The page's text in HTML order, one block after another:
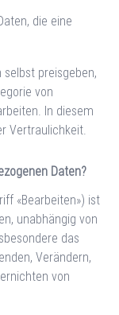
die eine
preisgeben,
von
In diesem
Vertraulichkeit.
Daten?
«Bearbeiten») ist
unabhängig von
das
Verändern,
von